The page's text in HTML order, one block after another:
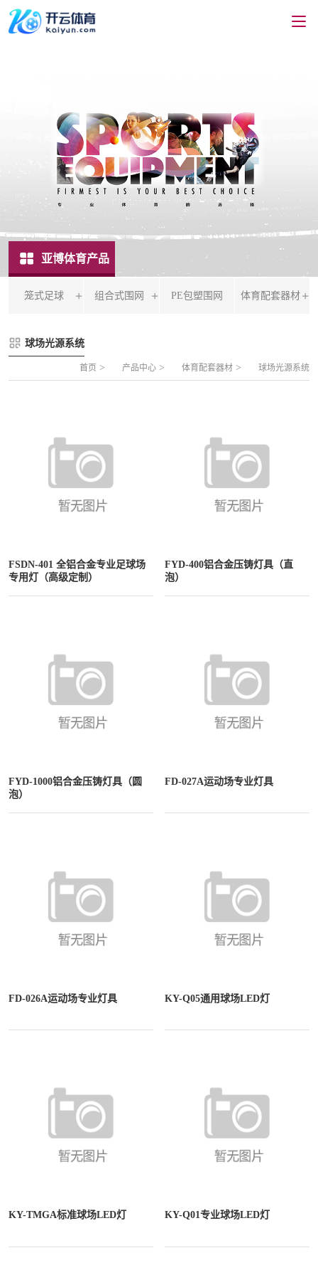
亚博体育产品
笼式足球
FLZ-B 夹芯板笼式足球
FLZ-C 半格栅笼式足球
组合式围网
片装组合式围网
PE包塑围网 体育配套器材
球场光源系统
首页 > 产品中心 > 体育配套器材 > 球场光源系统
FSDN-401 全铝合金专业足球场
专用灯（高级定制）
FYD-400铝合金压铸灯具（直
泡）
FYD-1000铝合金压铸灯具（圆
泡）
FD-027A运动场专业灯具
FD-026A运动场专业灯具 KY-Q05通用球场LED灯
KY-TMGA标准球场LED灯 KY-Q01专业球场LED灯